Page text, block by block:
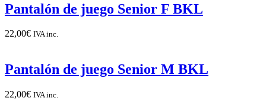
Pantalón de juego Senior F BKL
22,00€ IVA inc.
Pantalón de juego Senior M BKL
22,00€ IVA inc.